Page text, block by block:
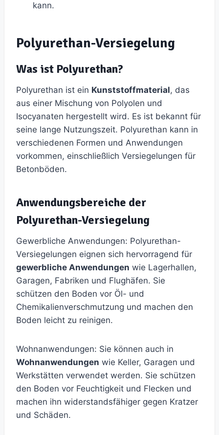
kann.
Polyurethan-Versiegelung
Was ist Polyurethan?
Polyurethan ist ein Kunststoffmaterial, das
aus einer Mischung von Polyolen und
Isocyanaten hergestellt wird. Es ist bekannt für
seine lange Nutzungszeit. Polyurethan kann in
verschiedenen Formen und Anwendungen
vorkommen, einschließlich Versiegelungen für
Betonböden.
Anwendungsbereiche der
Polyurethan-Versiegelung
Gewerbliche Anwendungen: Polyurethan-
Versiegelungen eignen sich hervorragend für
gewerbliche Anwendungen wie Lagerhallen,
Garagen, Fabriken und Flughäfen. Sie
schützen den Boden vor Öl- und
Chemikalienverschmutzung und machen den
Boden leicht zu reinigen.
Wohnanwendungen: Sie können auch in
Wohnanwendungen wie Keller, Garagen und
Werkstätten verwendet werden. Sie schützen
den Boden vor Feuchtigkeit und Flecken und
machen ihn widerstandsfähiger gegen Kratzer
und Schäden.